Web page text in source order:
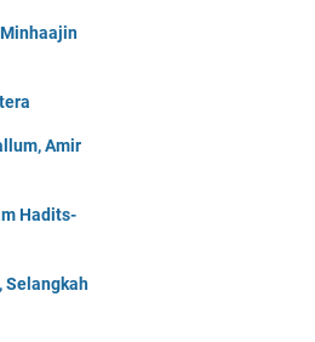
Minhaajin
Amir
Hadits-
Selangkah